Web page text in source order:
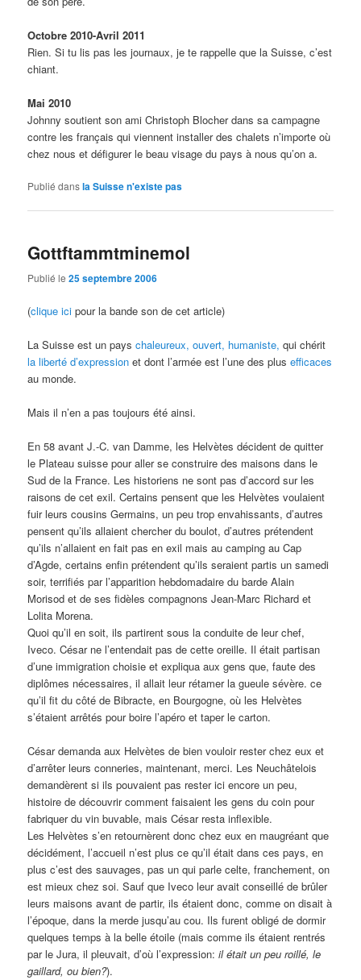
Octobre 2010-Avril 2011
Rien. Si tu lis pas les journaux, je te rappelle que la Suisse, c’est
chiant.
Mai 2010
Johnny soutient son ami Christoph Blocher dans sa campagne
contre les français qui viennent installer des chalets n’importe où
chez nous et défigurer le beau visage du pays à nous qu’on a.
Publié dansla Suisse n'existe pas
Gottftammtminemol
Publié le25 septembre 2006
(clique ici pour la bande son de cet article)
La Suisse est un payschaleureux, ouvert, humaniste, qui chérit
la liberté d’expression et dont l’armée est l’une des plusefficaces
au monde.
Mais il n’en a pas toujours été ainsi.
En 58 avant J.-C. van Damme, les Helvètes décident de quitter
le Plateau suisse pour aller se construire des maisons dans le
Sud de la France. Les historiens ne sont pas d’accord sur les
raisons de cet exil. Certains pensent que les Helvètes voulaient
fuir leurs cousins Germains, un peu trop envahissants, d’autres
pensent qu’ils allaient chercher du boulot, d’autres prétendent
qu’ils n’allaient en fait pas en exil mais au camping au Cap
d’Agde, certains enfin prétendent qu’ils seraient partis un samedi
soir, terrifiés par l’apparition hebdomadaire du barde Alain
Morisod et de ses fidèles compagnons Jean-Marc Richard et
Lolita Morena.
Quoi qu’il en soit, ils partirent sous la conduite de leur chef,
Iveco. César ne l’entendait pas de cette oreille. Il était partisan
d’une immigration choisie et expliqua aux gens que, faute des
diplômes nécessaires, il allait leur rétamer la gueule sévère. ce
qu’il fit du côté de Bibracte, en Bourgogne, où les Helvètes
s’étaient arrêtés pour boire l’apéro et taper le carton.
César demanda aux Helvètes de bien vouloir rester chez eux et
d’arrêter leurs conneries, maintenant, merci. Les Neuchâtelois
demandèrent si ils pouvaient pas rester ici encore un peu,
histoire de découvrir comment faisaient les gens du coin pour
fabriquer du vin buvable, mais César resta inflexible.
Les Helvètes s’en retournèrent donc chez eux en maugréant que
décidément, l’accueil n’est plus ce qu’il était dans ces pays, en
plus c’est des sauvages, pas un qui parle celte, franchement, on
est mieux chez soi. Sauf que Iveco leur avait conseillé de brûler
leurs maisons avant de partir, ils étaient donc, comme on disait à
l’époque, dans la merde jusqu’au cou. Ils furent obligé de dormir
quelques temps à la belle étoile (mais comme ils étaient rentrés
par le Jura, il pleuvait, d’où l’expression:il était un peu roillé, le
gaillard, ou bien?).